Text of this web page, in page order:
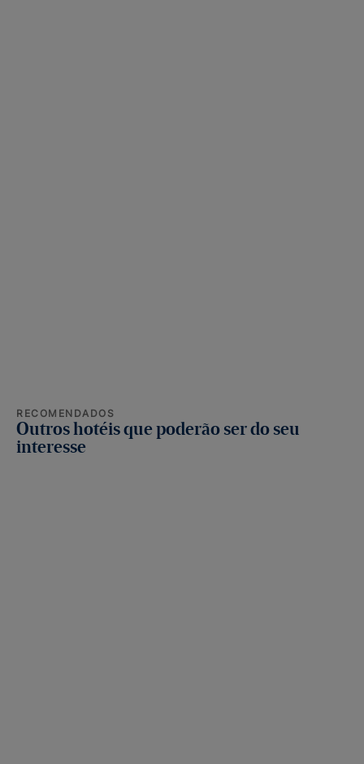
RECOMENDADOS
Outros hotéis que poderão ser do seu
interesse